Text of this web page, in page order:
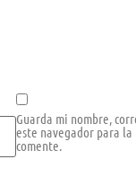
Guarda mi nombre,
este navegador para la
comente.